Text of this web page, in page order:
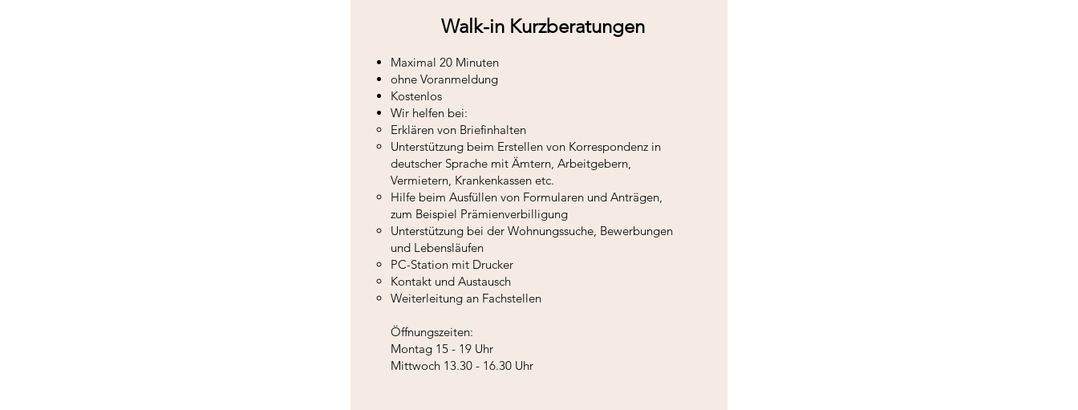
Walk-in Kurzberatungen
Maximal 20 Minuten
ohne Voranmeldung
Kostenlos
Wir helfen bei:
Erklären von Briefinhalten
Unterstützung beim Erstellen von Korrespondenz in
deutscher Sprache mit Ämtern, Arbeitgebern,
Vermietern, Krankenkassen etc.
Hilfe beim Ausfüllen von Formularen und Anträgen,
zum Beispiel Prämienverbilligung
Unterstützung bei der Wohnungssuche, Bewerbungen
und Lebensläufen
PC-Station mit Drucker
Kontakt und Austausch
Weiterleitung an Fachstellen
Öffnungszeiten:
Montag 15 - 19 Uhr
Mittwoch 13.30 - 16.30 Uhr